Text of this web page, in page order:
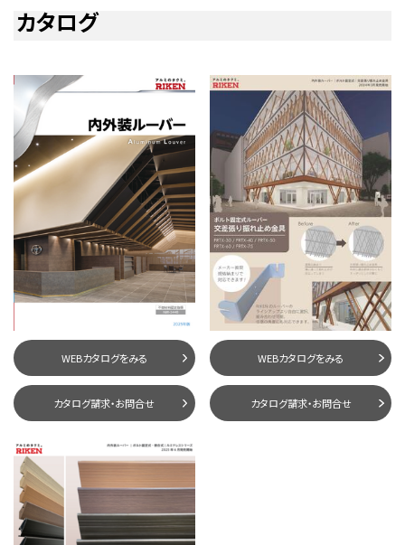
カタログ
WEBカタログをみる
カタログ請求・お問合せ
WEBカタログをみる
カタログ請求・お問合せ